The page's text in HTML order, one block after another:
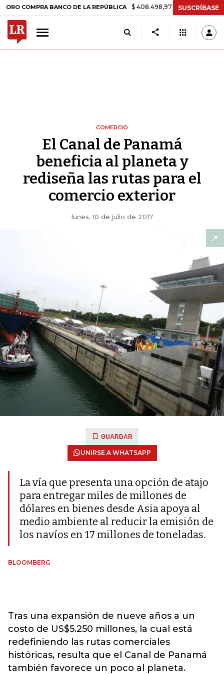
BANCO DE LA REPÚBLICA $ 408.498,97 +$ 8.753,81 +2,19%
SUSCRÍBASE
COMERCIO
El Canal de Panamá
beneficia al planeta y
rediseña las rutas para el
comercio exterior
lunes, 10 de julio de 2017
GUARDAR
UNIRSE A WHATSAPP
La vía que presenta una opción de atajo
para entregar miles de millones de
dólares en bienes desde Asia apoya al
medio ambiente al reducir la emisión de
los navíos en 17 millones de toneladas.
BLOOMBERG
Tras una expansión de nueve años a un
costo de US$5.250 millones, la cual está
redefiniendo las rutas comerciales
históricas, resulta que el Canal de Panamá
también favorece un poco al planeta.